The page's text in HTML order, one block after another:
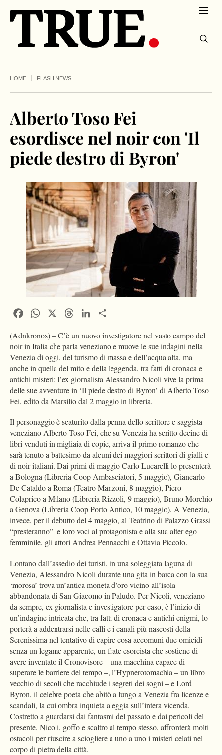
HOME FLASH NEWS
Alberto Toso Fei
esordisce nel noir con 'Il
piede destro di Byron'
FacebookWhatsApp ThreadsLinkedIn
(Adnkronos) – C’è un nuovo investigatore nel vasto campo del
noir in Italia che parla veneziano e muove le sue indagini nella
Venezia di oggi, del turismo di massa e dell’acqua alta, ma
anche in quella del mito e della leggenda, tra fatti di cronaca e
antichi misteri: l’ex giornalista Alessandro Nicoli vive la prima
delle sue avventure in ‘Il piede destro di Byron’ di Alberto Toso
Fei, edito da Marsilio dal 2 maggio in libreria.
Il personaggio è scaturito dalla penna dello scrittore e saggista
veneziano Alberto Toso Fei, che su Venezia ha scritto decine di
libri venduti in migliaia di copie, arriva il primo romanzo che
sarà tenuto a battesimo da alcuni dei maggiori scrittori di gialli e
di noir italiani. Dai primi di maggio Carlo Lucarelli lo presenterà
a Bologna (Libreria Coop Ambasciatori, 5 maggio), Giancarlo
De Cataldo a Roma (Teatro Manzoni, 8 maggio), Piero
Colaprico a Milano (Libreria Rizzoli, 9 maggio), Bruno Morchio
a Genova (Libreria Coop Porto Antico, 10 maggio). A Venezia,
invece, per il debutto del 4 maggio, al Teatrino di Palazzo Grassi
“presteranno” le loro voci al protagonista e alla sua alter ego
femminile, gli attori Andrea Pennacchi e Ottavia Piccolo.
Lontano dall’assedio dei turisti, in una soleggiata laguna di
Venezia, Alessandro Nicoli durante una gita in barca con la sua
‘morosa’ trova un’antica moneta d’oro vicino all’isola
abbandonata di San Giacomo in Paludo. Per Nicoli, veneziano
da sempre, ex giornalista e investigatore per caso, è l’inizio di
un’indagine intricata che, tra fatti di cronaca e antichi enigmi, lo
porterà a addentrarsi nelle calli e i canali più nascosti della
Serenissima nel tentativo di capire cosa accomuni due omicidi
senza un legame apparente, un frate esorcista che sostiene di
avere inventato il Cronovisore – una macchina capace di
superare le barriere del tempo –, l’Hypnerotomachia – un libro
vecchio di secoli che racchiude i segreti dei sogni – e Lord
Byron, il celebre poeta che abitò a lungo a Venezia fra licenze e
scandali, la cui ombra inquieta aleggia sull’intera vicenda.
Costretto a guardarsi dai fantasmi del passato e dai pericoli del
presente, Nicoli, goffo e scaltro al tempo stesso, affronterà molti
ostacoli per riuscire a sciogliere a uno a uno i misteri celati nel
corpo di pietra della città.